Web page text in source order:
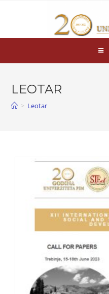
LEOTAR
> Leotar